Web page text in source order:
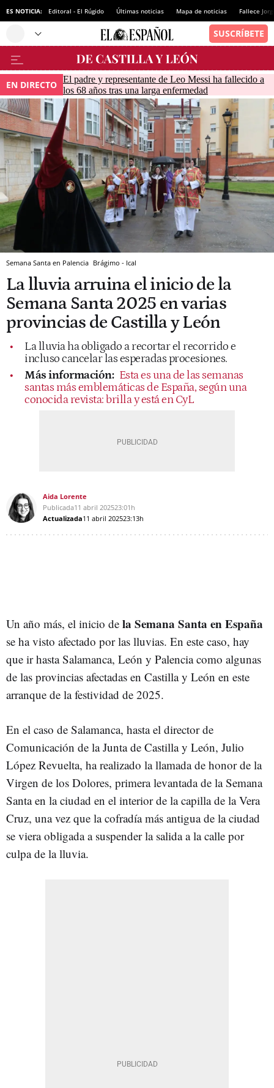
ES NOTICIA: Editoral - El Rúgido Últimas noticias Mapa de noticias Fallece
EN DIRECTO El padre y representante de Leo Messi ha fallecido a
los 68 años tras una larga enfermedad
Semana Santa en Palencia Brágimo - Ical
La lluvia arruina el inicio de la
Semana Santa 2025 en varias
provincias de Castilla y León
La lluvia ha obligado a recortar el recorrido e
incluso cancelar las esperadas procesiones.
Más información: Esta es una de las semanas
santas más emblemáticas de España, según una
conocida revista: brilla y está en CyL
Aida Lorente
Publicada11 abril 202523:01h
Actualizada11 abril 202523:13h
Un año más, el inicio de la Semana Santa en España
se ha visto afectado por las lluvias. En este caso, hay
que ir hasta Salamanca, León y Palencia como algunas
de las provincias afectadas en Castilla y León en este
arranque de la festividad de 2025.
En el caso de Salamanca, hasta el director de
Comunicación de la Junta de Castilla y León, Julio
López Revuelta, ha realizado la llamada de honor de la
Virgen de los Dolores, primera levantada de la Semana
Santa en la ciudad en el interior de la capilla de la Vera
Cruz, una vez que la cofradía más antigua de la ciudad
se viera obligada a suspender la salida a la calle por
culpa de la lluvia.